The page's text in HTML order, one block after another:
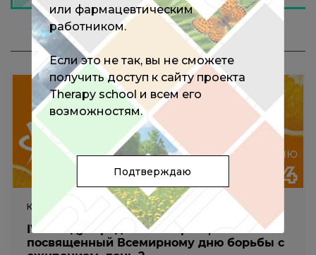
МЕРОПРИЯТИЯ С ЭКСПЕРТОМ
КОНГРЕСС
IV Международный Конгресс,
посвященный Всемирному дню борьбы с
или фармацевтическим
работником.
Если это не так, вы не сможете
получить доступ к сайту проекта
Therapy school и всем его
возможностям.
Подтверждаю